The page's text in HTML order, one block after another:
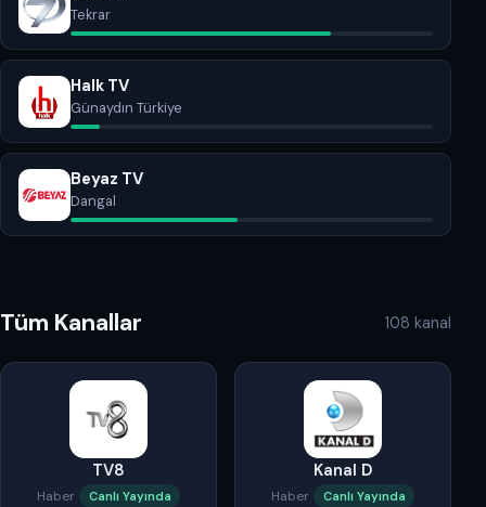
Tekrar
Halk TV
Günaydın Türkiye
Beyaz TV
Dangal
Tüm Kanallar 108 kanal
TV8
Haber Canlı Yayında
Kanal D
Haber Canlı Yayında